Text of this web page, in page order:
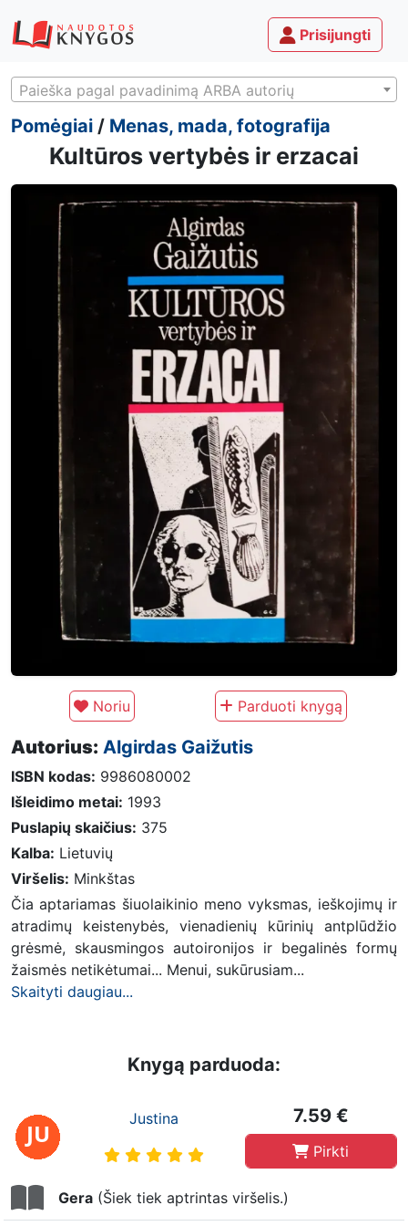
Prisijungti
Paieška pagal pavadinimą ARBA autorių
Pomėgiai / Menas, mada, fotografija
Kultūros vertybės ir erzacai
Noriu Parduoti knygą
Autorius: Algirdas Gaižutis
ISBN kodas: 9986080002
Išleidimo metai: 1993
Puslapių skaičius: 375
Kalba: Lietuvių
Viršelis: Minkštas
Čia aptariamas šiuolaikinio meno vyksmas, ieškojimų ir
atradimų keistenybės, vienadienių kūrinių antplūdžio
grėsmė, skausmingos autoironijos ir begalinės formų
žaismės netikėtumai... Menui, sukūrusiam...
Skaityti daugiau...
Knygą parduoda:
Justina 7.59 €
Pirkti
Gera (Šiek tiek aptrintas viršelis.)